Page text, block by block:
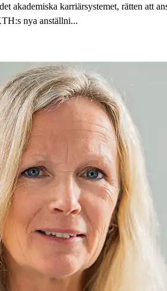
akademiska karriärsystemet, rätten att
nya anställni...